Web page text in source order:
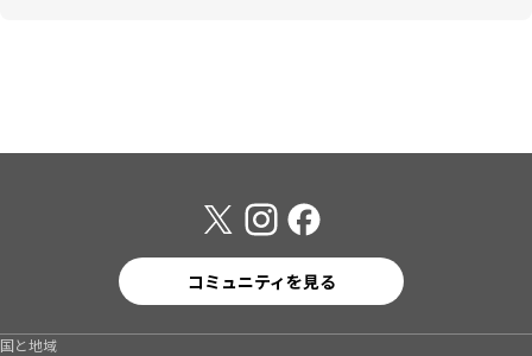
コミュニティを見る
国と地域